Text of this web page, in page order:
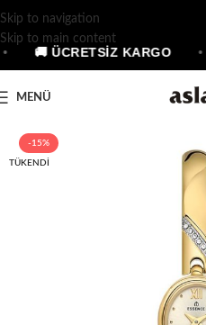
Skip to navigation
Skip to main content
🚚 ÜCRETSİZ KARGO
MENÜ
-15%
TÜKENDI